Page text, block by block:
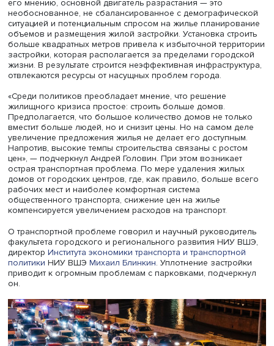
За последние 30 лет жилищный фонд вырос на
численность населения сократилась, отметил один из
доклада, научный сотрудник факультета городского и
регионального развития НИУ ВШЭАндрей Головин. В
результате в России образовалась высокая доля
жилищного фонда. Разница между числом
количеством квартир достигает почти 20% (11 млн
необоснованное, не сбалансированное с
ситуацией и потенциальным спросом на жилье
объемов и размещения жилой застройки. Установка
больше квадратных метров привела к избыточной
застройки, которая располагается за пределами
жизни. В результате строится неэффективная
отвлекаются ресурсы от насущных проблем города.
«Среди политиков преобладает мнение, что решение
жилищного кризиса простое: строить больше домов.
вместит больше людей, но и снизит цены. Но на самом
увеличение предложения жилья не делает его
Напротив, высокие темпы строительства связаны с
цен», — подчеркнул Андрей Головин. При этом
острая транспортная проблема. По мере удаления
рабочих мест и наиболее комфортная система
общественного транспорта, снижение цен на жилье
компенсируется увеличением расходов на транспорт.